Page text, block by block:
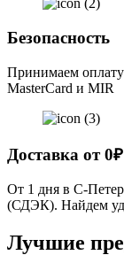
Безопасность
Принимаем оплату
MasterCard и MIR
Доставка от 0₽
От 1 дня в С-
(СДЭК). Найдем
Лучшие